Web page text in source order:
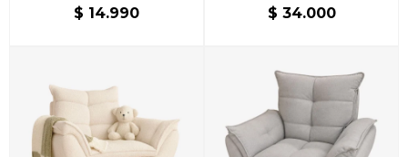
$ 14.990
Oscuro
$ 34.000